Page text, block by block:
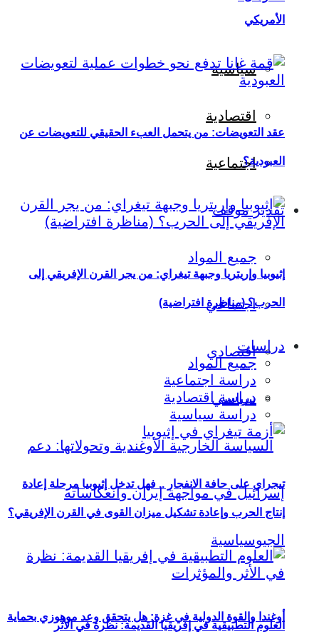
سياسية
اقتصادية
اجتماعية
تقدير موقف
جميع المواد
اجتماعي
اقتصادي
سياسي
أوغندا والقوة الدولية في غزة: هل يتحقق وعد موهوزي بحماية
الأمريكي
عقد التعويضات: من يتحمل العبء الحقيقي للتعويضات عن
العبودية؟
إثيوبيا وإريتريا وجبهة تيغراي: من يجر القرن الإفريقي إلى
الحرب؟ (مناظرة افتراضية)
دراسات
جميع المواد
دراسة اجتماعية
دراسة اقتصادية
دراسة سياسية
تيجراي على حافة الانفجار .. فهل تدخل إثيوبيا مرحلة إعادة
إنتاج الحرب وإعادة تشكيل ميزان القوى في القرن الإفريقي؟
العلوم التطبيقية في إفريقيا القديمة: نظرة في الأثر